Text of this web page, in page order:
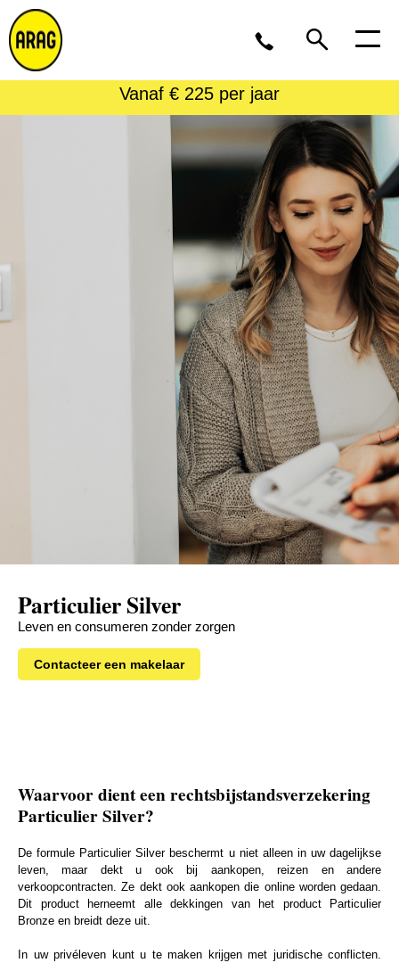
Ma/Do 9 – 17, Vr 9 – 16
02 643 12 11
Vanaf € 225 per jaar
Particulier Silver
Leven en consumeren zonder zorgen
Contacteer een makelaar
Waarvoor dient een rechtsbijstandsverzekering
Particulier Silver?
De formule Particulier Silver beschermt u niet alleen in uw dagelijkse
leven, maar dekt u ook bij aankopen, reizen en andere
verkoopcontracten. Ze dekt ook aankopen die online worden gedaan.
Dit product herneemt alle dekkingen van het product Particulier
Bronze en breidt deze uit.
In uw privéleven kunt u te maken krijgen met juridische conflicten.